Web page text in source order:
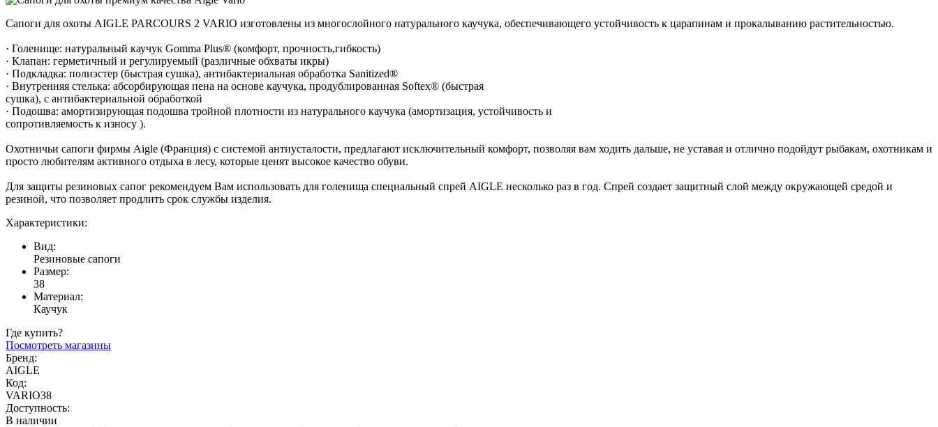
Сапоги для охоты AIGLE PARCOURS 2 VARIO изготовлены из многослойного натурального каучука, обеспечивающего устойчивость к царапинам и прокалыванию растительностью.
· Голенище: натуральный каучук Gomma Plus® (комфорт, прочность,гибкость)
· Клапан: герметичный и регулируемый (различные обхваты икры)
· Подкладка: полиэстер (быстрая сушка), антибактериальная обработка Sanitized®
· Внутренняя стелька: абсорбирующая пена на основе каучука, продублированная Softex® (быстрая
сушка), с антибактериальной обработкой
· Подошва: амортизирующая подошва тройной плотности из натурального каучука (амортизация, устойчивость и
сопротивляемость к износу ).
Охотничьи сапоги фирмы Aigle (Франция) с системой антиусталости, предлагают исключительный комфорт, позволяя вам ходить дальше, не уставая и отлично подойдут рыбакам, охотникам и
просто любителям активного отдыха в лесу, которые ценят высокое качество обуви.
Для защиты резиновых сапог рекомендуем Вам использовать для голенища специальный спрей AIGLE несколько раз в год. Спрей создает защитный слой между окружающей средой и
резиной, что позволяет продлить срок службы изделия.
Характеристики:
Вид:
Резиновые сапоги
Размер:
38
Материал:
Каучук
Где купить?
Посмотреть магазины
Бренд:
AIGLE
Код:
VARIO38
Доступность:
В наличии